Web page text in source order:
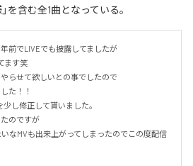
を含む全1曲となっている。
前でLIVEでも披露してましたが
ます笑
らせて欲しいとの事でしたので
た！！
し修正して貰いました。
のですが
いなMVも出来上がってしまったのでこの度配信